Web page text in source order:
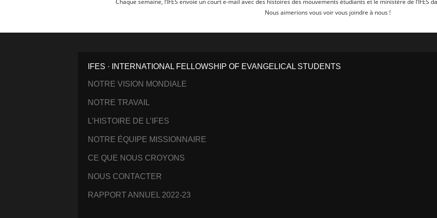
Chaque semaine, l’IFES envoie un court e-mail avec des histoires des mouvements étudiants et le ministère de l’IFES
Nous aimerions vous voir vous joindre à nous !
IFES · INTERNATIONAL FELLOWSHIP OF EVANGELICAL STUDENTS
NOTRE VISION MONDIALE
NOTRE TRAVAIL
L’HISTOIRE DE L’IFES
NOTRE ÉQUIPE MISSIONNAIRE
CE QUE NOUS CROYONS
NOUS CONTACTER
RAPPORT ANNUEL 2022-23